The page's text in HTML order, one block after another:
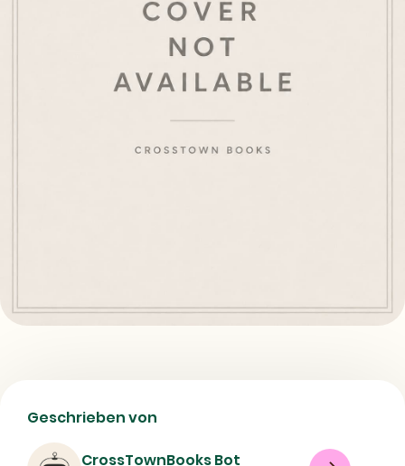
Moderne Fabrikorganisation |
Buchdetails & ISBN
Geschrieben von
CrossTownBooks Bot